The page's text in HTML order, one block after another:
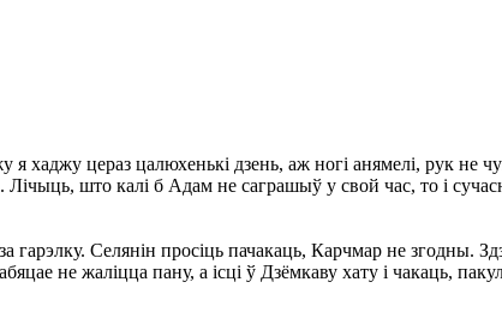
хаджу цераз цалюхенькі дзень, аж ногі анямелі, рук не
што калі б Адам не саграшыў у свой час, то і
гарэлку. Селянін просіць пачакаць, Карчмар не згодны.
не жаліцца пану, а ісці ў Дзёмкаву хату і чакаць,